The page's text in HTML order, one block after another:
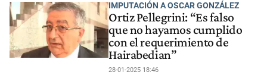
IMPUTACIÓN A OSCAR GONZÁLEZ
Ortiz Pellegrini: “Es falso
que no hayamos cumplido
con el requerimiento de
Hairabedian”
28-01-2025 18:46